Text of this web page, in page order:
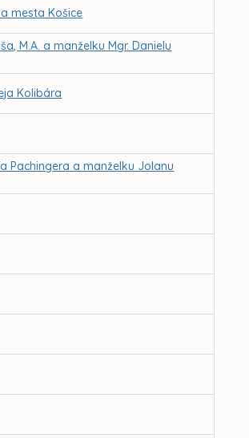
mesta Košice
M.A. a manželku Mgr. Danielu
Kolibára
Pachingera a manželku Jolanu